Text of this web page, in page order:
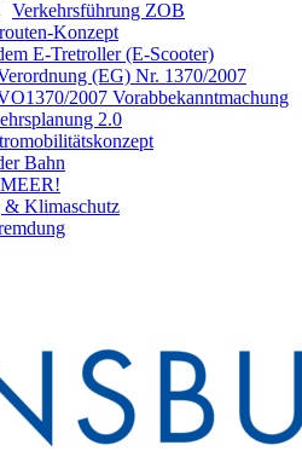
Verkehrsführung ZOB
Konzept
E-Tretroller (E-Scooter)
(EG) Nr. 1370/2007
2007 Vorabbekanntmachung
2.0
Bahn
& Klimaschutz